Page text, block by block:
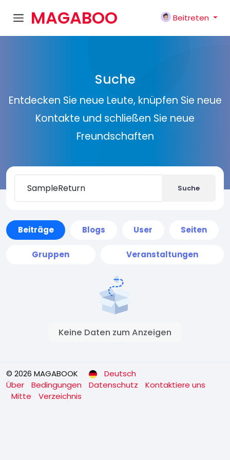
MAGABOO
Beitreten
Suche
Entdecken Sie neue Leute, knüpfen Sie neue
Kontakte und schließen Sie neue
Freundschaften
Suche
Beiträge Blogs User Seiten
Gruppen Veranstaltungen
Keine Daten zum Anzeigen
© 2026 MAGABOOK
Deutsch
Über
Bedingungen Datenschutz
Kontaktiere uns
Mitte
Verzeichnis